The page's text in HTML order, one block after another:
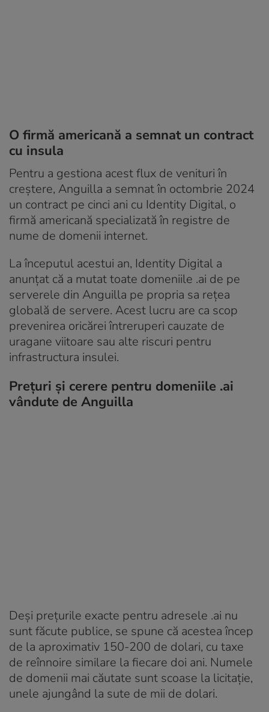
O firmă americană a semnat un contract
cu insula
Pentru a gestiona acest flux de venituri în
creștere, Anguilla a semnat în octombrie 2024
un contract pe cinci ani cu Identity Digital, o
firmă americană specializată în registre de
nume de domenii internet.
La începutul acestui an, Identity Digital a
anunțat că a mutat toate domeniile .ai de pe
serverele din Anguilla pe propria sa rețea
globală de servere. Acest lucru are ca scop
prevenirea oricărei întreruperi cauzate de
uragane viitoare sau alte riscuri pentru
infrastructura insulei.
Prețuri și cerere pentru domeniile .ai
vândute de Anguilla
Deși prețurile exacte pentru adresele .ai nu
sunt făcute publice, se spune că acestea încep
de la aproximativ 150-200 de dolari, cu taxe
de reînnoire similare la fiecare doi ani. Numele
de domenii mai căutate sunt scoase la licitație,
unele ajungând la sute de mii de dolari.